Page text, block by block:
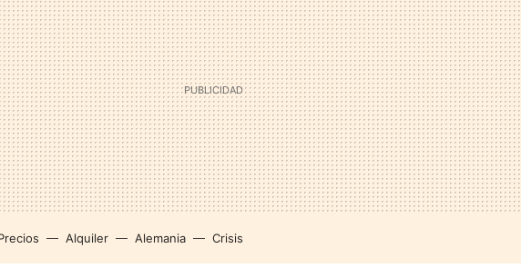
Alquiler Alemania Crisis